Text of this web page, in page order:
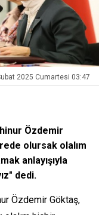
2025 Cumartesi 03:47
Özdemir
olursak olalım
anlayışıyla
dedi.
Özdemir Göktaş,